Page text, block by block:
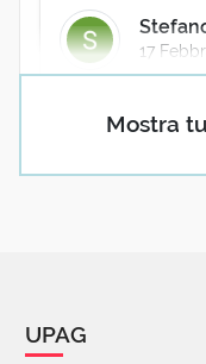
Mostra
17
nell'intervento
da Elio e le storie
UPAG